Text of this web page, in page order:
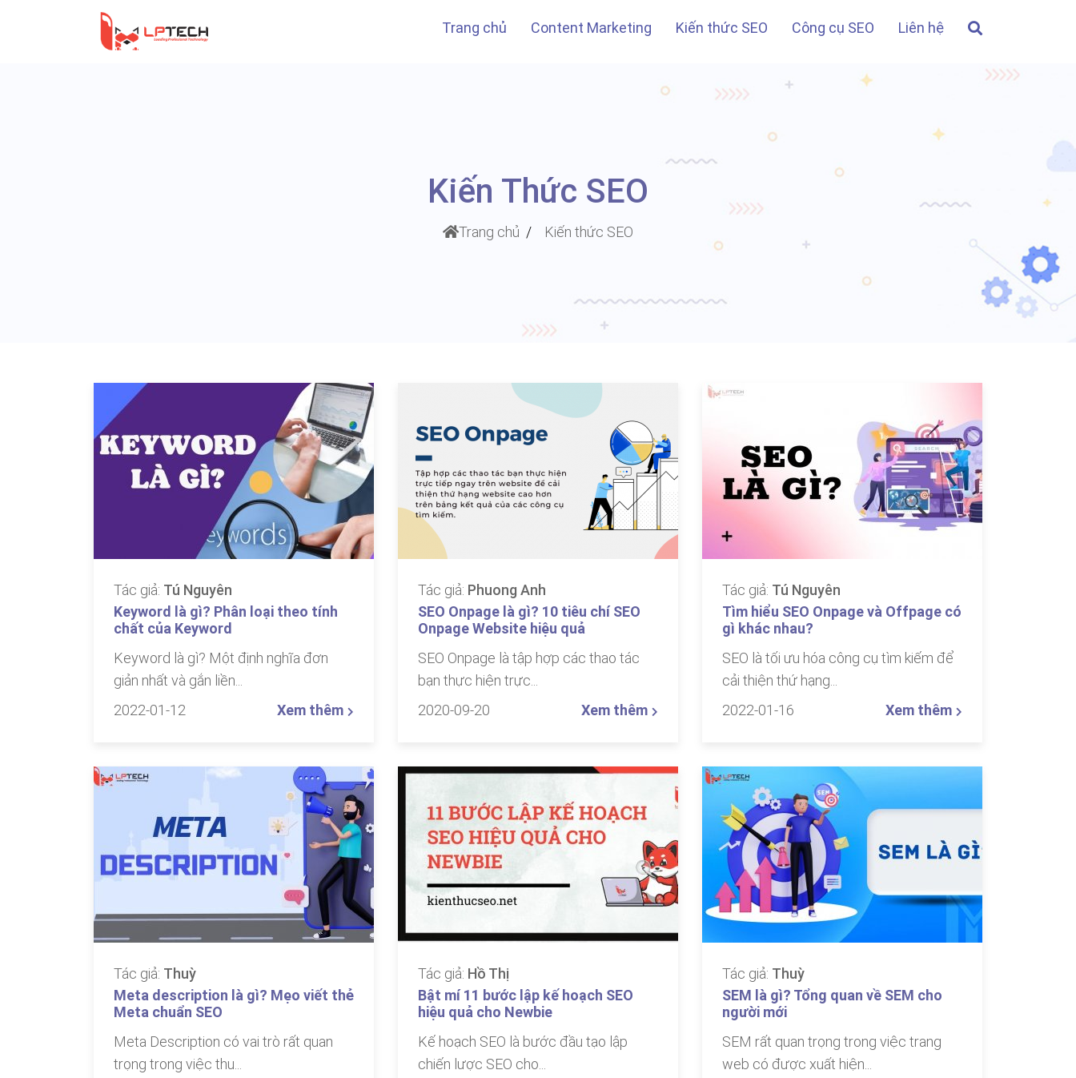
Trang chủ Content Marketing Kiến thức SEO Công cụ SEO Liên hệ
Kiến Thức SEO
Trang chủ Kiến thức SEO
Tác giả: Tú Nguyên
Keyword là gì? Phân loại theo tính
chất của Keyword
Keyword là gì? Một định nghĩa đơn
giản nhất và gắn liền...
2022-01-12
Xem thêm
Tác giả: Phuong Anh
SEO Onpage là gì? 10 tiêu chí SEO
Onpage Website hiệu quả
SEO Onpage là tập hợp các thao tác
bạn thực hiện trực...
2020-09-20
Xem thêm
Tác giả: Tú Nguyên
Tìm hiểu SEO Onpage và Offpage có
gì khác nhau?
SEO là tối ưu hóa công cụ tìm kiếm để
cải thiện thứ hạng...
2022-01-16
Xem thêm
Tác giả: Thuỳ
Meta description là gì? Mẹo viết thẻ
Meta chuẩn SEO
Meta Description có vai trò rất quan
trọng trong việc thu...
Tác giả: Hồ Thị
Bật mí 11 bước lập kế hoạch SEO
hiệu quả cho Newbie
Kế hoạch SEO là bước đầu tạo lập
chiến lược SEO cho...
Tác giả: Thuỳ
SEM là gì? Tổng quan về SEM cho
người mới
SEM rất quan trọng trong việc trang
web có được xuất hiện...